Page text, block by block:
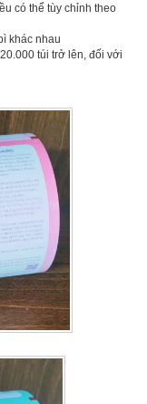
có thể tùy chỉnh theo
khác nhau
túi trở lên, đối với